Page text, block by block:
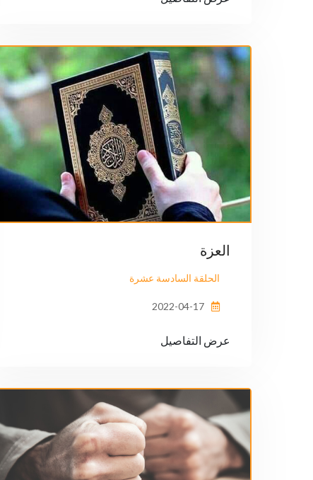
العزة
الحلقة السادسة عشرة
عرض التفاصيل